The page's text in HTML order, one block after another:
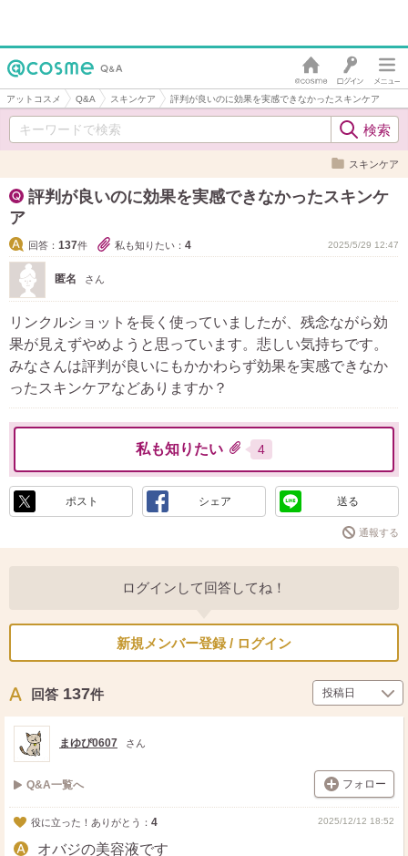
アットコスメ Q&A スキンケア 評判が良いのに効果を実感できなかったスキンケア
スキンケア
評判が良いのに効果を実感できなかったスキンケ
ア
回答： 137件 私も知りたい： 4 2025/5/29 12:47
匿名 さん
リンクルショットを長く使っていましたが、残念ながら効
果が見えずやめようと思っています。悲しい気持ちです。
みなさんは評判が良いにもかかわらず効果を実感できなか
ったスキンケアなどありますか？
私も知りたい 4
ポスト シェア 送る
通報する
ログインして回答してね！
新規メンバー登録 / ログイン
回答 137件
まゆぴ0607 さん
Q&A一覧へ フォロー
役に立った！ありがとう： 4 2025/12/12 18:52
オバジの美容液です